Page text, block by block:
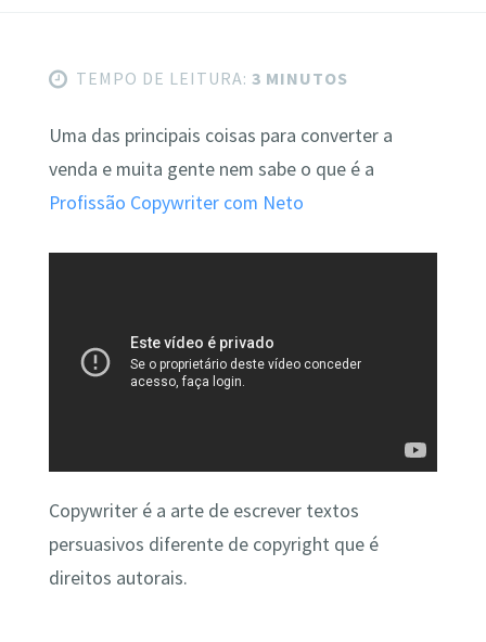
TEMPO DE LEITURA: 3 MINUTOS
Uma das principais coisas para converter a
venda e muita gente nem sabe o que é a
Profissão Copywriter com Neto
Copywriter é a arte de escrever textos
persuasivos diferente de copyright que é
direitos autorais.